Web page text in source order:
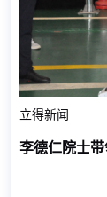
立得新闻
李德仁院士